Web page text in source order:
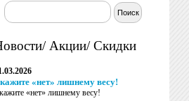
Акции/ Скидки
«нет» лишнему весу!
«нет» лишнему весу!